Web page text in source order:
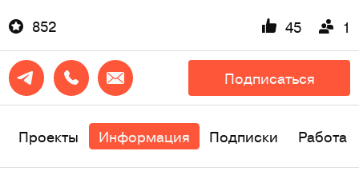
852
45 1
Подписаться
Проекты Информация Подписки Работа